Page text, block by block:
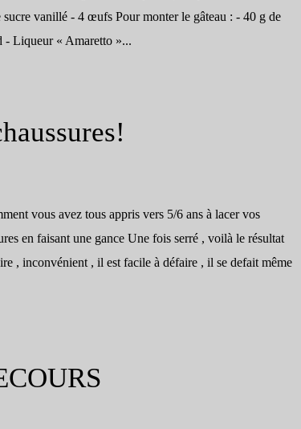
vanillé - 4 œufs Pour monter le gâteau : - 40 g de
- Liqueur « Amaretto »...
vous avez tous appris vers 5/6 ans à lacer vos
en faisant une gance Une fois serré , voilà le résultat
, inconvénient , il est facile à défaire , il se defait même